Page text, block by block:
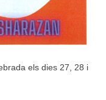
els dies 27, 28 i